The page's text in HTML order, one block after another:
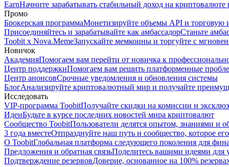
EarnНачните зарабатывать стабильный доход на криптовалюте
Промо
Брокерская программаМонетизируйте объемы API и торговую
Присоединяйтесь и зарабатывайте как амбассадорСтаньте
Toobit x Nova.MemeЗапускайте мемкоины и торгуйте с
Новичок
АкадемияПомогаем вам перейти от новичка к
Центр поддержкиПомогаем вам решить платформенные
Центр анонсовСрочные уведомления и обновления системы
БлогАнализируйте криптовалютный мир и получайте
Исследовать
VIP-программа ToobitПолучайте скидки на комиссии и
ИдеиБудьте в курсе последних новостей мира криптовалют
Сообщество ToobitПользователи делятся опытом, знаниями и
3 года вместеОтпразднуйте наш путь и сообщество, которое
О ToobitГлобальная платформа следующего поколения для
Предложения и обратная связьПоделитесь вашими идеями для
Подтверждение резервовДоверие, основанное на 100%